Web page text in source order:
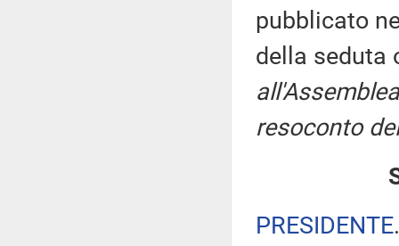
pubblicato
della seduta
resoconto
PRESIDENTE